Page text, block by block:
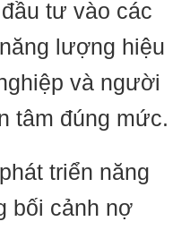
tư vào các
lượng hiệu
và người
tâm đúng mức.
triển năng
bối cảnh nợ